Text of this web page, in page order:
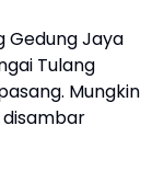
Gedung Jaya
Tulang
Mungkin
disambar